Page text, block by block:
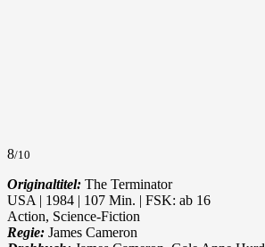
8/10
Originaltitel: The Terminator
USA | 1984 | 107 Min. | FSK: ab 16
Action, Science-Fiction
Regie: James Cameron